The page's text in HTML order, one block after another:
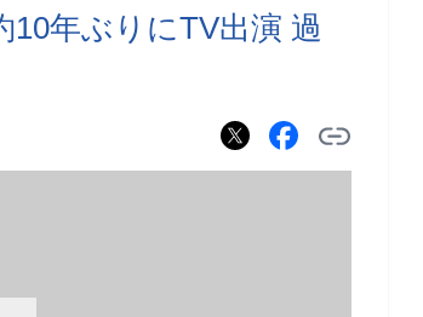
年ぶりにTV出演 過